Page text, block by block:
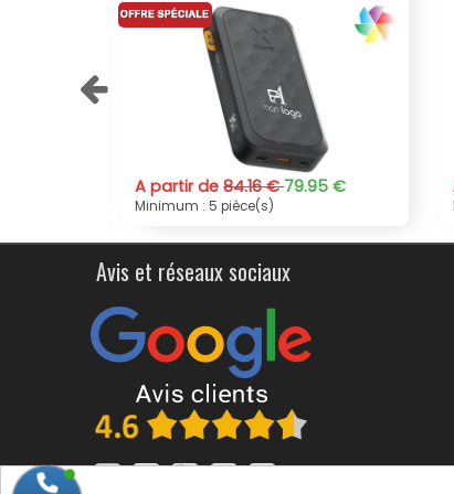
A partir de 8.18 €
Minimum : 10 pièce(s)
Avis et réseaux sociaux